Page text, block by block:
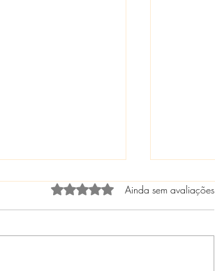
Avaliado com 0 de 5 estrelas.
Ainda sem avaliações